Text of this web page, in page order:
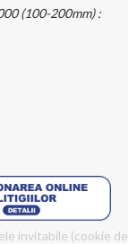
(100-200mm) :
invitabile (cookie de